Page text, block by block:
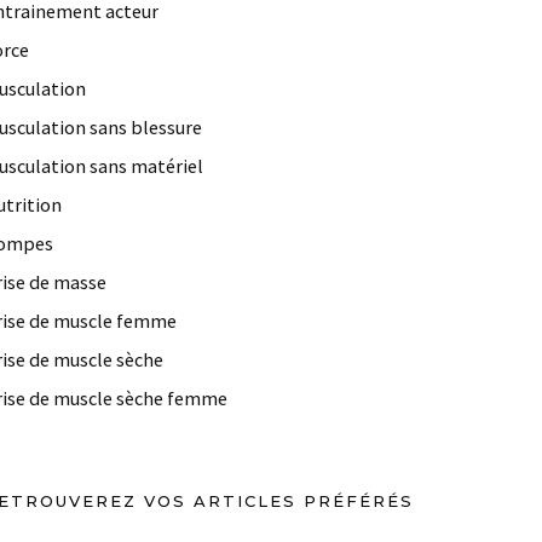
acteur
sans blessure
sans matériel
de masse
de muscle femme
de muscle sèche
de muscle sèche femme
VOS ARTICLES PRÉFÉRÉS